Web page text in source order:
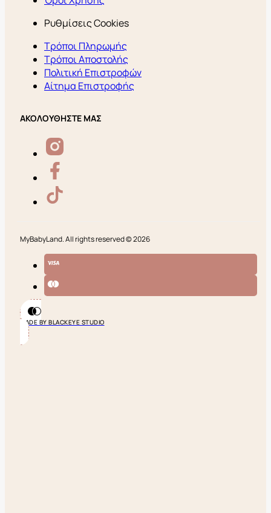
Ρυθμίσεις Cookies
Τρόποι Πληρωμής
Τρόποι Αποστολής
Πολιτική Επιστροφών
Αίτημα Επιστροφής
ΑΚΟΛΟΥΘΗΣΤΕ ΜΑΣ
MyBabyLand. All rights reserved © 2026
MADE BY BLACKEYE STUDIO